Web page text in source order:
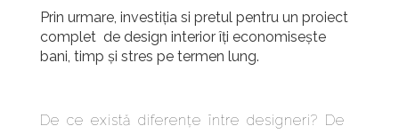
Prin urmare, investiția si pretul pentru un proiect
complet de design interior îți economisește
bani, timp și stres pe termen lung.
De ce există diferențe între designeri? De